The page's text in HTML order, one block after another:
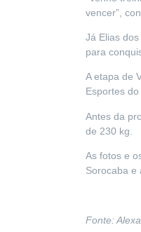
vencer”,
Já Elias
para
A etapa de
Esportes
Antes da
de 230 kg.
As fotos e
Sorocaba e
Fonte: